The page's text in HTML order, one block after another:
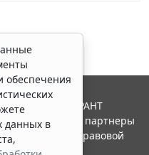
обеспечения
данных в
Система ГАРАНТ
"Гарант" и ее партнеры
ассоциации правовой